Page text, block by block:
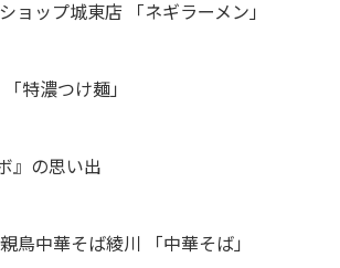
ョップ城東店 「ネギラーメン」
特濃つけ麺」
』の思い出
鳥中華そば綾川 「中華そば」